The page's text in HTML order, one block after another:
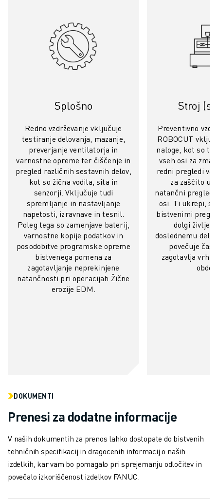
HRANA IN PIJAČA
SKLADIŠČENJE, LOGISTIKA, POŠTA IN PAKETI
5-OSNA OBDELAVA
OBLOČNO VARJENJE
SESTAVLJANJE
CNC BRUŠENJE
CNC REZKANJE
CNC STRUŽENJE
VRTANJE IN REZKANJE Z VISOKO HITROSTJO
VZDRŽEVANJE STROJEV
RAVNANJE Z MATERIALOM
BARVANJE
PALETIRANJE
TOČKOVNO VARJENJE
PREGLED VIDA
REZANJE ŽICE EDM
E-TRGOVINA
USPOSABLJANJE IN IZOBRAŽEVANJE
FANUC AKADEMIJA
REŠITVE ZA INDUSTRIJE
REŠITVE ZA IZOBRAŽEVANJE
Splošno
Redno vzdrževanje vključuje
testiranje delovanja, mazanje,
preverjanje ventilatorja in
varnostne opreme ter čiščenje in
pregled različnih sestavnih delov,
kot so žična vodila, sita in
senzorji. Vključuje tudi
spremljanje in nastavljanje
napetosti, izravnave in tesnil.
Poleg tega so zamenjave baterij,
varnostne kopije podatkov in
posodobitve programske opreme
bistvenega pomena za
zagotavljanje neprekinjene
natančnosti pri operacijah Žične
erozije EDM.
Stroj
Preventivno
ROBOCUT
naloge, kot so
vseh osi za
redni pregledi
za zaščito
natančni pregledi
osi. Ti ukrepi,
bistvenimi
dolgi
doslednemu
povečuje čas
zagotavlja
DOKUMENTI
Prenesi za dodatne informacije
V naših dokumentih za prenos lahko dostopate do bistvenih
tehničnih specifikacij in dragocenih informacij o naših
izdelkih, kar vam bo pomagalo pri sprejemanju odločitev in
povečalo izkoriščenost izdelkov FANUC.